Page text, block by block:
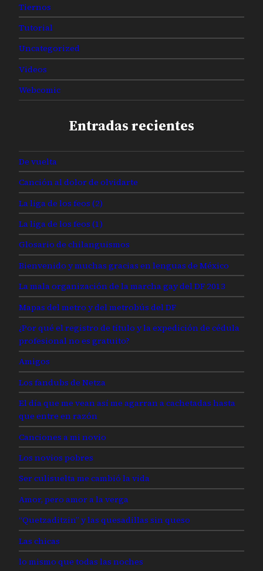
Tiernos
Tutorial
Uncategorized
Videos
Webcomic
Entradas recientes
De vuelta
Canción al dolor de olvidarte
La liga de los feos (2)
La liga de los feos (1)
Glosario de chilanguismos
Bienvenido y muchas gracias en lenguas de México
La mala organización de la marcha gay del DF 2013
Mapas del metro y del metrobús del DF
¿Por qué el registro de título y la expedición de cédula
profesional no es gratuito?
Amigos
Los fandubs de Netza
El día que me vean así me agarran a cachetadas hasta
que entre en razón
Canciones a mi novio
Los novios pobres
Ser culisuelta me cambió la vida
Amor, pero amor a la verga
“Quetzaditzin” y las quesadillas sin queso
Las chicas
lo mismo que todas las noches